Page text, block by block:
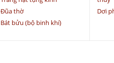
Đũa thờ
Bát bửu (bộ binh khí)
Dơi